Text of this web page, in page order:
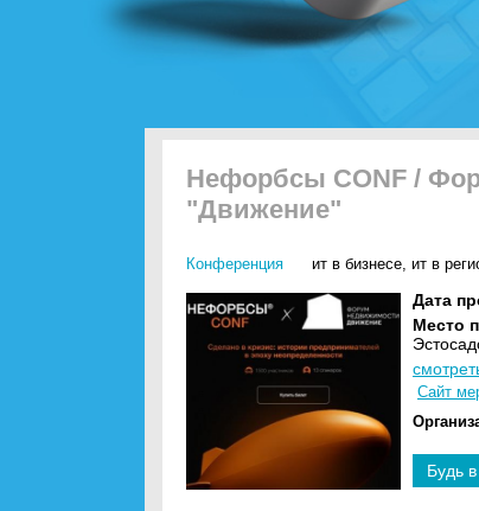
Нефорбсы CONF /
"Движение"
Конференция ит в бизнесе, ит в
Дата
Место
Сайт
Будь